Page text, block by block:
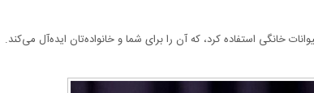
استفاده کرد، که آن را برای شما و خانواده‌تان ایده‌آل می‌کند.